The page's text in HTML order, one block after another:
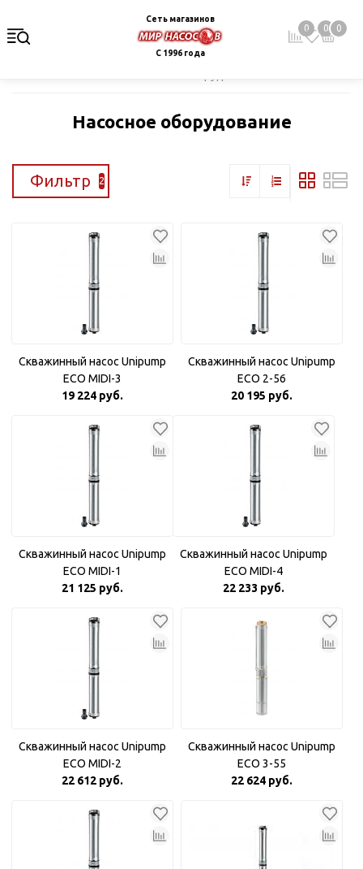
Сеть магазинов
С 1996 года
0 0 0
Насосное оборудование
Фильтр 2
Скважинный насос Unipump
ECO MIDI-3
19 224 руб.
Скважинный насос Unipump
ECO 2-56
20 195 руб.
Скважинный насос Unipump
ECO MIDI-1
21 125 руб.
Скважинный насос Unipump
ECO MIDI-4
22 233 руб.
Скважинный насос Unipump
ECO MIDI-2
22 612 руб.
Скважинный насос Unipump
ECO 3-55
22 624 руб.